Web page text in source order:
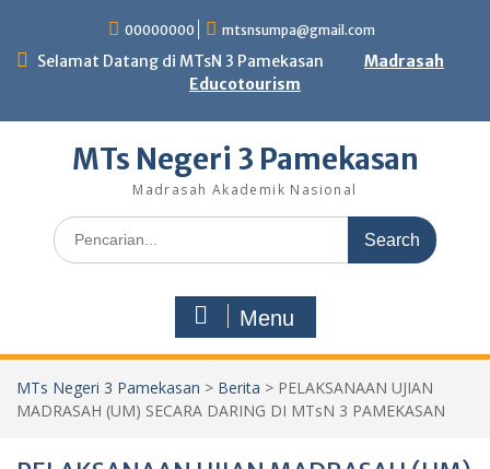
content
00000000 mtsnsumpa@gmail.com
Selamat Datang di MTsN 3 Pamekasan
Madrasah
Educotourism
MTs Negeri 3 Pamekasan
Madrasah Akademik Nasional
Search
for:
Menu
MTs Negeri 3 Pamekasan > Berita > PELAKSANAAN UJIAN
MADRASAH (UM) SECARA DARING DI MTsN 3 PAMEKASAN